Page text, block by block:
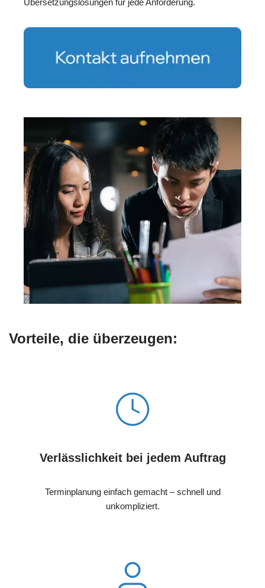
Vorteile, die überzeugen:
Verlässlichkeit bei jedem Auftrag
Terminplanung einfach gemacht – schnell und
unkompliziert.